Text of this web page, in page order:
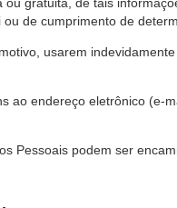
de cumprimento de
usarem
ao endereço eletrônico (e-
Pessoais podem ser